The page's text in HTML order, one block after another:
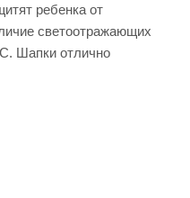
ребенка от
светоотражающих
Шапки отлично